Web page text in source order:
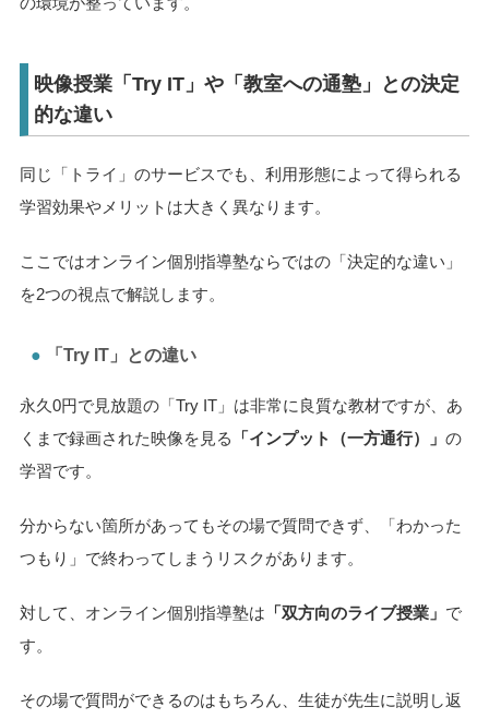
映像授業「Try IT」や「教室への通塾」との決定
的な違い
同じ「トライ」のサービスでも、利用形態によって得られる
学習効果やメリットは大きく異なります。
ここではオンライン個別指導塾ならではの「決定的な違い」
を2つの視点で解説します。
「Try IT」との違い
永久0円で見放題の「Try IT」は非常に良質な教材ですが、あ
くまで録画された映像を見る
「インプット（一方通行）」 の
学習です。
分からない箇所があってもその場で質問できず、「わかった
つもり」で終わってしまうリスクがあります。
対して、オンライン個別指導塾は 「双方向のライブ授業」 で
す。
その場で質問ができるのはもちろん、生徒が先生に説明し返